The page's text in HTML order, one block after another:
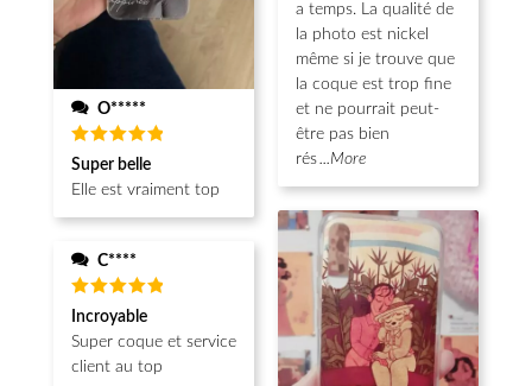
O*****
Note 5
sur 5
Super belle
Elle est vraiment top
C****
Note5
sur 5
Incroyable
Super coque et service
client au top
a temps. La qualité de
la photo est nickel
même si je trouve que
la coque est trop fine
et ne pourrait peut-
être pas bien
rés...More